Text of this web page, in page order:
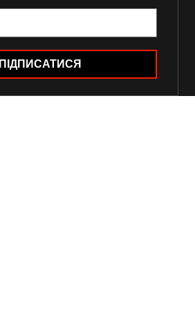
ПІДПИСАТИСЯ